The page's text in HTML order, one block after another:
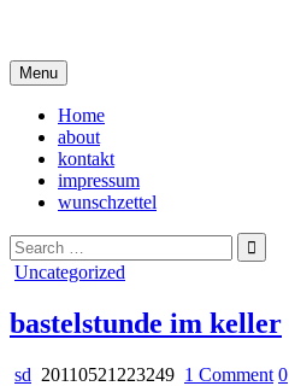
content
Menu
Home
about
kontakt
impressum
wunschzettel
Search
for:
Posted
Uncategorized
bastelstunde im keller
sd 20110521223249 1 Commenton
0